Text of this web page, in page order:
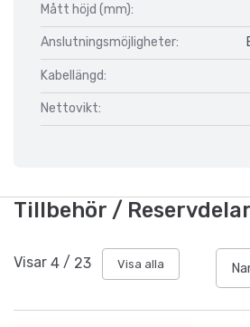
Mått höjd (mm):
Anslutningsmöjligheter:
Kabellängd:
Nettovikt:
Tillbehör / Reservdelar
Visar 4 / 23 Visa alla